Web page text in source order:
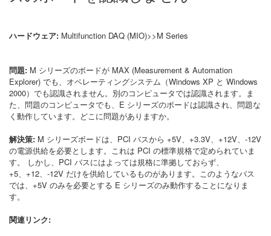
ハードウェア: Multifunction DAQ (MIO)>>M Series
問題: M シリーズのボードが MAX (Measurement & Automation
Explorer) でも、オペレーティングシステム（Windows XP と Windows
2000）でも認識されません。別のコンピュータでは認識されます。ま
た、問題のコンピュータでも、E シリーズのボードは認識され、問題な
く動作しています。どこに問題がありますか。
解決策: M シリーズボードは、PCI バスから +5V、+3.3V、+12V、-12V
の電源供給を必要とします。これは PCI の標準規格で定められていま
す。 しかし、PCI バスにはよっては規格に準拠しておらず、
+5、+12、-12V だけを供給しているものがあります。このようなバス
では、+5V のみを必要とする E シリーズのみ動作することになりま
す。
関連リンク: